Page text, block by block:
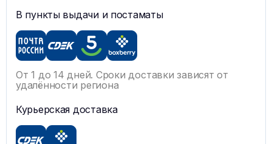
В пункты выдачи и постаматы
От 1 до 14 дней. Сроки доставки зависят от
удалённости региона
Курьерская доставка